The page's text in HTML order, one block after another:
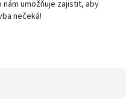
umožňuje zajistit, aby
nečeká!